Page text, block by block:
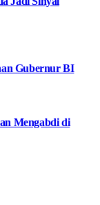
Gubernur BI
Mengabdi di